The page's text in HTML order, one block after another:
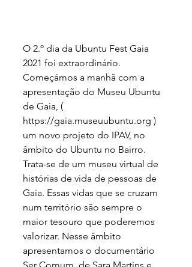
O 2.º dia da Ubuntu Fest Gaia
2021 foi extraordinário.
Começámos a manhã com a
apresentação do Museu Ubuntu
de Gaia, (
https://gaia.museuubuntu.org )
um novo projeto do IPAV, no
âmbito do Ubuntu no Bairro.
Trata-se de um museu virtual de
histórias de vida de pessoas de
Gaia. Essas vidas que se cruzam
num território são sempre o
maior tesouro que poderemos
valorizar. Nesse âmbito
apresentamos o documentário